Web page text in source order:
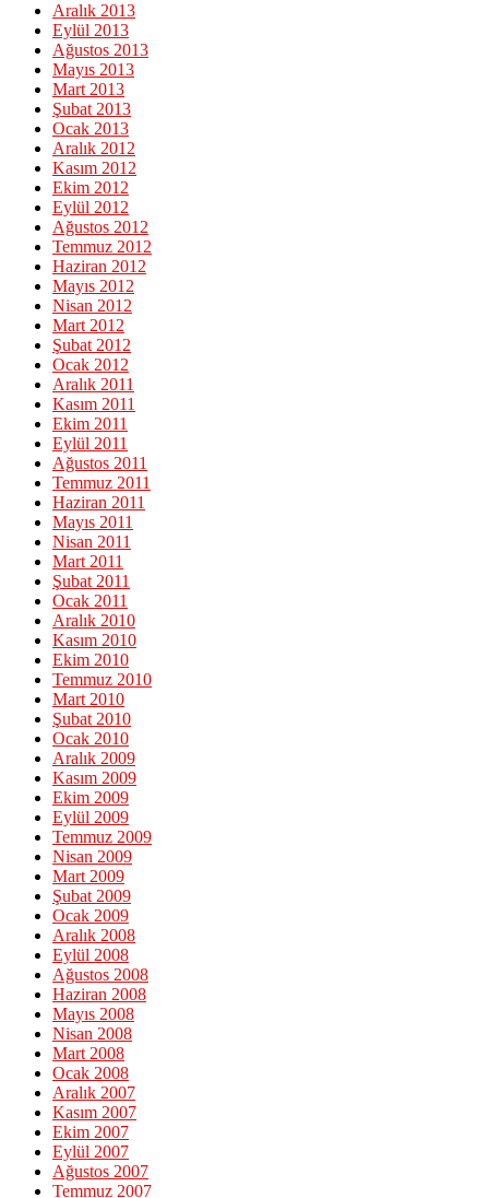
Aralık 2013
Eylül 2013
Ağustos 2013
Mayıs 2013
Mart 2013
Şubat 2013
Ocak 2013
Aralık 2012
Kasım 2012
Ekim 2012
Eylül 2012
Ağustos 2012
Temmuz 2012
Haziran 2012
Mayıs 2012
Nisan 2012
Mart 2012
Şubat 2012
Ocak 2012
Aralık 2011
Kasım 2011
Ekim 2011
Eylül 2011
Ağustos 2011
Temmuz 2011
Haziran 2011
Mayıs 2011
Nisan 2011
Mart 2011
Şubat 2011
Ocak 2011
Aralık 2010
Kasım 2010
Ekim 2010
Temmuz 2010
Mart 2010
Şubat 2010
Ocak 2010
Aralık 2009
Kasım 2009
Ekim 2009
Eylül 2009
Temmuz 2009
Nisan 2009
Mart 2009
Şubat 2009
Ocak 2009
Aralık 2008
Eylül 2008
Ağustos 2008
Haziran 2008
Mayıs 2008
Nisan 2008
Mart 2008
Ocak 2008
Aralık 2007
Kasım 2007
Ekim 2007
Eylül 2007
Ağustos 2007
Temmuz 2007